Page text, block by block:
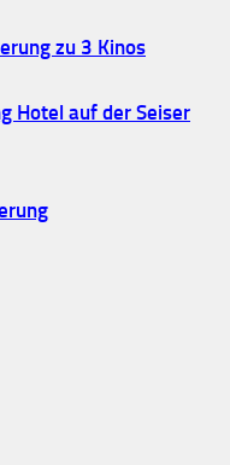
zu 3 Kinos
Hotel auf der Seiser